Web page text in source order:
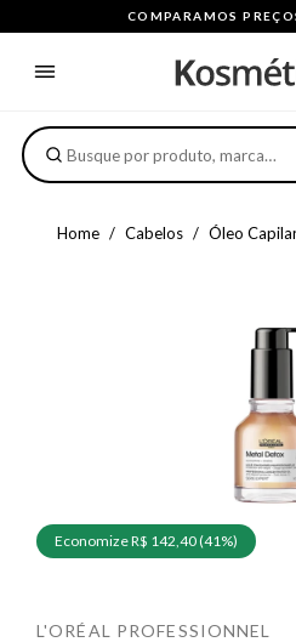
COMPARAMOS
Home Cabelos Óleo
Economize R$ 142,40 (41%)
L'ORÉAL PROFESSIONNEL